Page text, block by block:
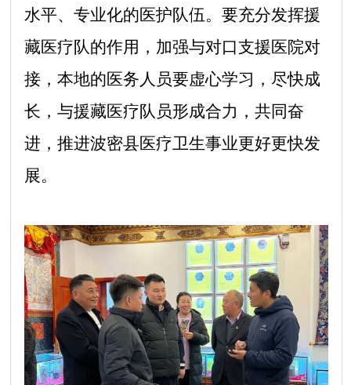
水平、专业化的医护队伍。要充分发挥援
藏医疗队的作用，加强与对口支援医院对
接，本地的医务人员要虚心学习，尽快成
长，与援藏医疗队员形成合力，共同奋
进，推进波密县医疗卫生事业更好更快发
展。